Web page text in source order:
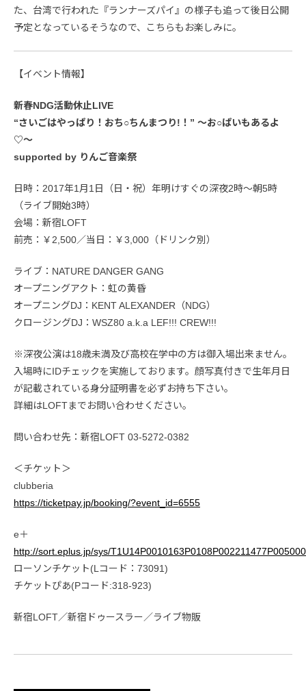
た、台湾で行われた『ランナーズパイ』の様子も追って後日公開
予定となっているそうなので、こちらもお楽しみに。
【イベント情報】
新春NDG活動休止LIVE
“さいごはやっぱり！おち○ちんまつり!！” 〜お○ぱいもあるよ
♡〜
supported by りんご音楽祭
日時：2017年1月1日（日・祝）年明けすぐの深夜2時〜朝5時
（ライブ開始3時）
会場：新宿LOFT
前売：￥2,500／当日：￥3,000（ドリンク別）
ライブ：NATURE DANGER GANG
オープニングアクト：虹の黄昏
オープニングDJ：KENT ALEXANDER（NDG）
クロージングDJ：WSZ80 a.k.a LEF!!! CREW!!!
※深夜公演は18歳未満及び高校在学中の方は御入場出来ません。
入場時にIDチェックを実施しております。顔写真付きで生年月日
が記載されている身分証明書を必ずお持ち下さい。
詳細はLOFTまでお問い合わせください。
問い合わせ先：新宿LOFT 03-5272-0382
＜チケット＞
clubberia
https://ticketpay.jp/booking/?event_id=6555
e＋
http://sort.eplus.jp/sys/
ローソンチケット(Lコード：73091)
チケットぴあ(Pコード:318-923)
新宿LOFT／新宿ドゥースラー／ライブ物販